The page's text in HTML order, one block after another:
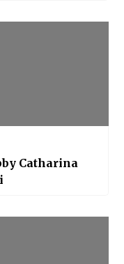
Catharina